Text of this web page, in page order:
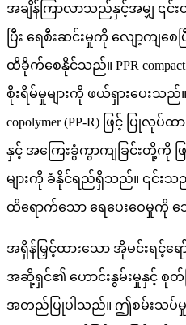
အချိန်ကြာလာသည်နှင့်အမျှ ၎
ပြီး ရေစီးဆင်းမှုကို လျော့ကျစ
ထိခိုက်စေနိုင်သည်။ PPR
စိုးရိမ်မှုများကို ဖယ်ရှားပေးသည်။
copolymer (PP-R) ဖြင့် ပြုလုပ်
နှင့် အကြေးခွံကွာကျခြင်းတို့ကို
များကို ခံနိုင်ရည်ရှိသည်။ ၎င်းသည်
ထိရောက်သော ရေပေးဝေမှုကို သ
အရှိန်မြှင့်ထားသော အိုမင်းရင့်ရ
အဆို့ရှင်၏ ဟောင်းနွမ်းမှုနှင့် စုတ်
အတည်ပြုပါသည်။ ဤစမ်းသပ်မှုမ